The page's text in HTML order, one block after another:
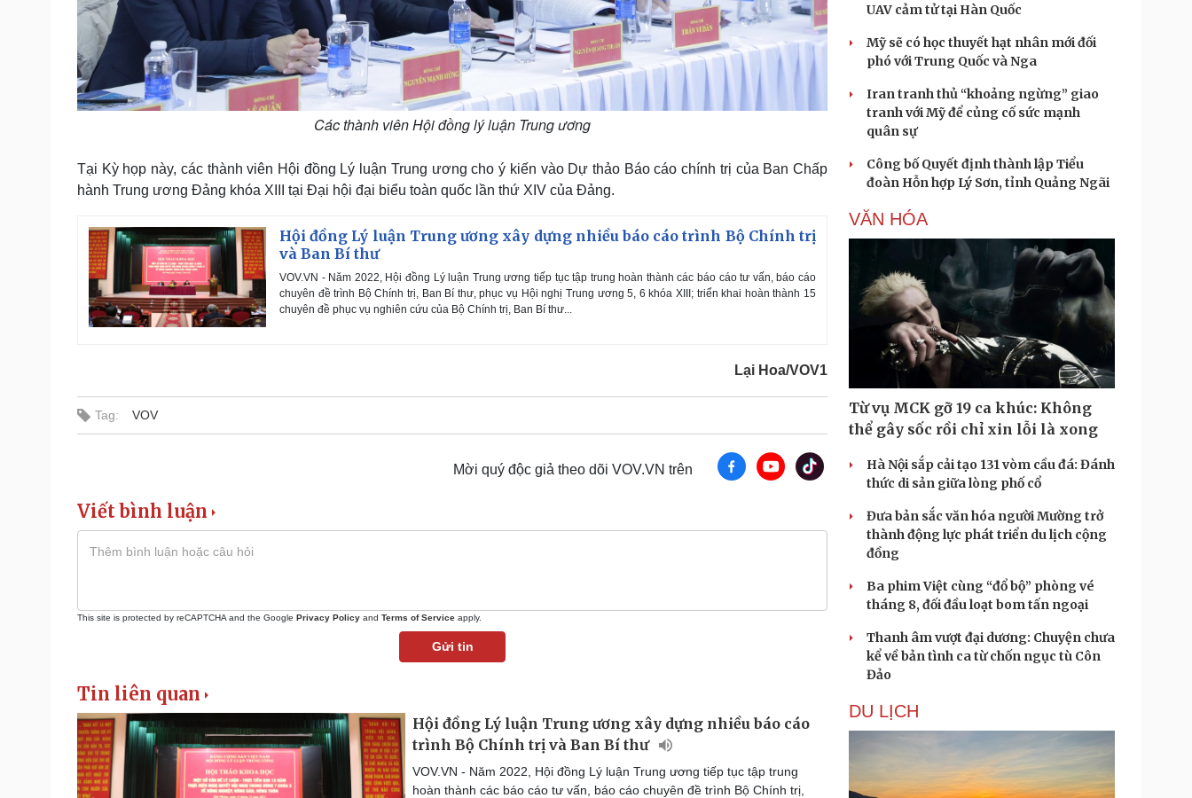
Các thành viên Hội đồng lý luận Trung ương
Tại Kỳ họp này, các thành viên Hội đồng Lý luận Trung ương cho ý kiến vào Dự thảo Báo cáo chính trị của Ban Chấp
hành Trung ương Đảng khóa XIII tại Đại hội đại biểu toàn quốc lần thứ XIV của Đảng.
Hội đồng Lý luận Trung ương xây dựng nhiều báo cáo trình Bộ Chính trị
và Ban Bí thư
VOV.VN - Năm 2022, Hội đồng Lý luận Trung ương tiếp tục tập trung hoàn thành các báo cáo tư vấn, báo cáo
chuyên đề trình Bộ Chính trị, Ban Bí thư, phục vụ Hội nghị Trung ương 5, 6 khóa XIII; triển khai hoàn thành 15
chuyên đề phục vụ nghiên cứu của Bộ Chính trị, Ban Bí thư...
Lại Hoa/VOV1
Tag: VOV
Mời quý độc giả theo dõi VOV.VN trên
Viết bình luận
This site is protected by reCAPTCHA and the Google Privacy Policy and Terms of Service apply.
Gửi tin
Tin liên quan
Hội đồng Lý luận Trung ương xây dựng nhiều báo cáo
trình Bộ Chính trị và Ban Bí thư
VOV.VN - Năm 2022, Hội đồng Lý luận Trung ương tiếp tục tập trung
hoàn thành các báo cáo tư vấn, báo cáo chuyên đề trình Bộ Chính trị,
UAV cảm tử tại Hàn Quốc
Mỹ sẽ có học thuyết hạt nhân mới đối
phó với Trung Quốc và Nga
Iran tranh thủ “khoảng ngừng” giao
tranh với Mỹ để củng cố sức mạnh
quân sự
Công bố Quyết định thành lập Tiểu
đoàn Hỗn hợp Lý Sơn, tỉnh Quảng Ngãi
VĂN HÓA
Từ vụ MCK gỡ 19 ca khúc: Không
thể gây sốc rồi chỉ xin lỗi là xong
Hà Nội sắp cải tạo 131 vòm cầu đá: Đánh
thức di sản giữa lòng phố cổ
Đưa bản sắc văn hóa người Mường trở
thành động lực phát triển du lịch cộng
đồng
Ba phim Việt cùng “đổ bộ” phòng vé
tháng 8, đối đầu loạt bom tấn ngoại
Thanh âm vượt đại dương: Chuyện chưa
kể về bản tình ca từ chốn ngục tù Côn
Đảo
DU LỊCH